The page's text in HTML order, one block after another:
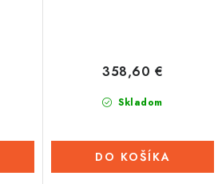
Skladom
358,60 €
DO KOŠÍKA